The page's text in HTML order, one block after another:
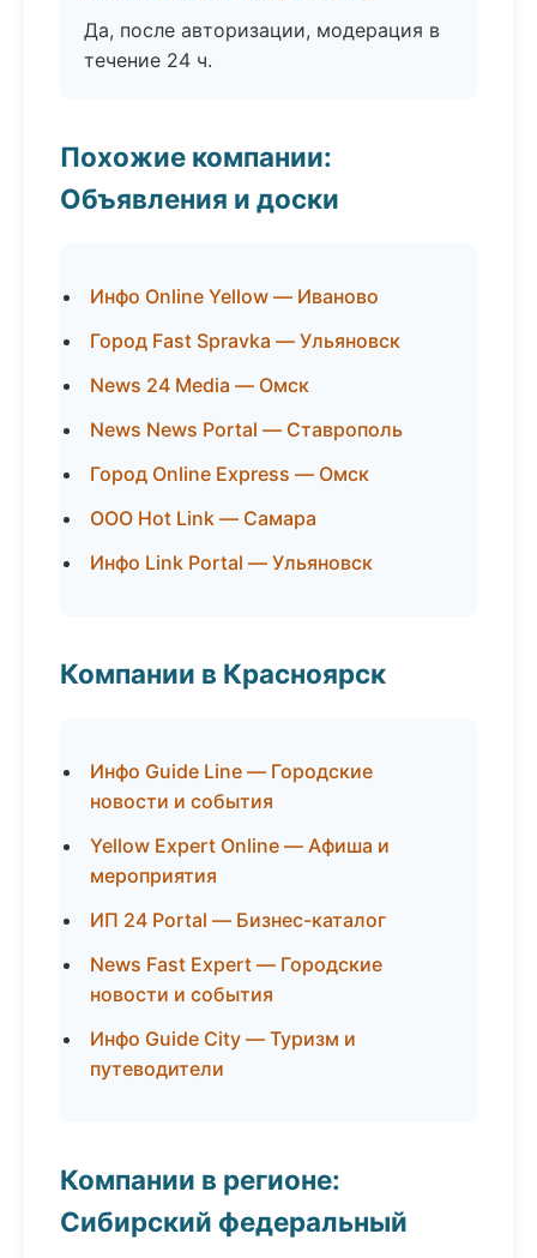
Да, после авторизации, модерация в
течение 24 ч.
Похожие компании:
Объявления и доски
Инфо Online Yellow — Иваново
Город Fast Spravka — Ульяновск
News 24 Media — Омск
News News Portal — Ставрополь
Город Online Express — Омск
ООО Hot Link — Самара
Инфо Link Portal — Ульяновск
Компании в Красноярск
Инфо Guide Line — Городские
новости и события
Yellow Expert Online — Афиша и
мероприятия
ИП 24 Portal — Бизнес-каталог
News Fast Expert — Городские
новости и события
Инфо Guide City — Туризм и
путеводители
Компании в регионе:
Сибирский федеральный